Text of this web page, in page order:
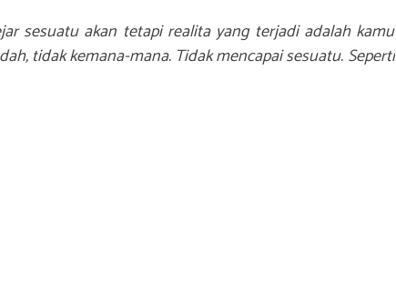
sesuatu akan tetapi realita yang terjadi adalah kamu
tidak kemana-mana. Tidak mencapai sesuatu. Seperti